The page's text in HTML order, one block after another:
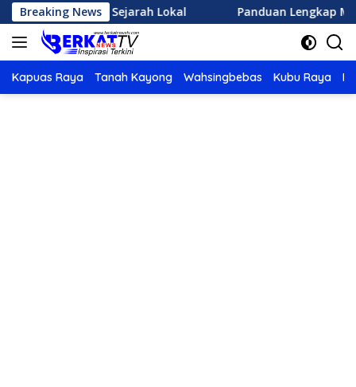
Langsung
ke
konten
Breaking News
Wisata Sejarah Lokal Panduan Lengkap
Kapuas Raya Tanah Kayong Wahsingbebas Kubu Raya